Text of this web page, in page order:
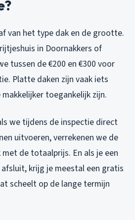
van het type dak en de grootte.
in Doornakkers of
tussen de €200 en €300 voor
Platte daken zijn vaak iets
toegankelijk zijn.
we tijdens de inspectie direct
uitvoeren, verrekenen we de
de totaalprijs. En als je een
krijg je meestal een gratis
scheelt op de lange termijn